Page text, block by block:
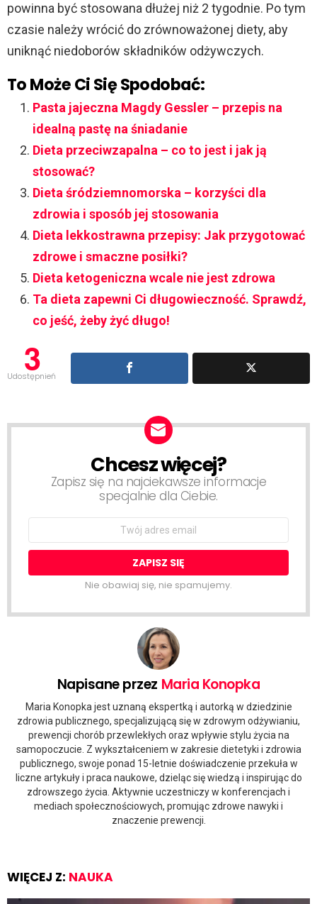
powinna być stosowana dłużej niż 2 tygodnie. Po tym
czasie należy wrócić do zrównoważonej diety, aby
uniknąć niedoborów składników odżywczych.
To Może Ci Się Spodobać:
Pasta jajeczna Magdy Gessler – przepis na
idealną pastę na śniadanie
Dieta przeciwzapalna – co to jest i jak ją
stosować?
Dieta śródziemnomorska – korzyści dla
zdrowia i sposób jej stosowania
Dieta lekkostrawna przepisy: Jak przygotować
zdrowe i smaczne posiłki?
Dieta ketogeniczna wcale nie jest zdrowa
Ta dieta zapewni Ci długowieczność. Sprawdź,
co jeść, żeby żyć długo!
3
Udostępnień
NEWSLETTERChcesz więcej?
Zapisz się na najciekawsze informacje
specjalnie dla Ciebie.
Nie obawiaj się, nie spamujemy.
Napisane przez Maria Konopka
Maria Konopka jest uznaną ekspertką i autorką w dziedzinie
zdrowia publicznego, specjalizującą się w zdrowym odżywianiu,
prewencji chorób przewlekłych oraz wpływie stylu życia na
samopoczucie. Z wykształceniem w zakresie dietetyki i zdrowia
publicznego, swoje ponad 15-letnie doświadczenie przekuła w
liczne artykuły i praca naukowe, dzieląc się wiedzą i inspirując do
zdrowszego życia. Aktywnie uczestniczy w konferencjach i
mediach społecznościowych, promując zdrowe nawyki i
znaczenie prewencji.
WIĘCEJ Z: NAUKA